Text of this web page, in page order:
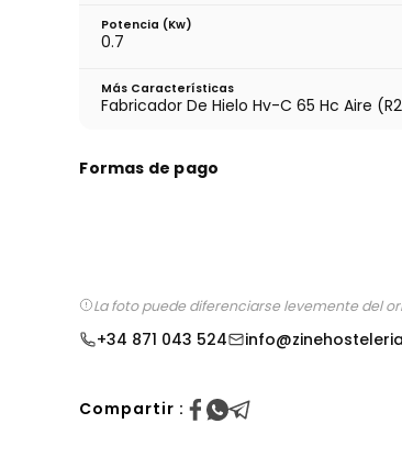
Potencia (Kw)
0.7
Más Características
Fabricador De Hielo Hv-C 65 Hc Aire
Formas de pago
La foto puede diferenciarse levemente del
+34 871 043 524
Compartir :